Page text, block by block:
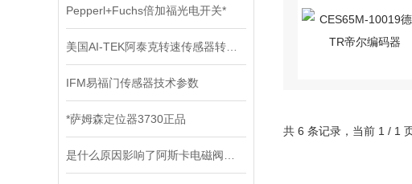
Pepperl+Fuchs倍加福光电开关*
IFM易福门传感器技术参数
*萨姆森定位器3730正品
共 6 条记录，当前 1 / 1